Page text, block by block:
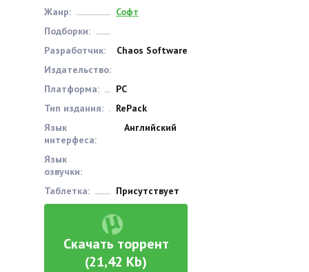
Жанр:
Софт
Подборки:
Разработчик:
Chaos Software
Издательство:
Платформа:
РС
Тип издания:
RePack
Язык
интерфеса:
Английский
Язык
озвучки:
Таблетка:
Присутствует
Скачать торрент
(21,42 Kb)